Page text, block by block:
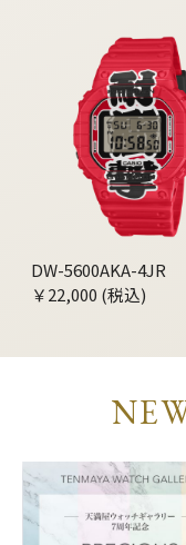
DW-5600AKA-4JR
￥22,000 (税込)